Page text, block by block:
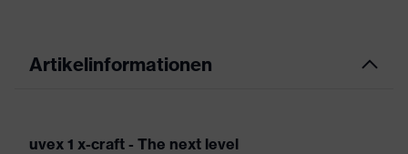
Artikelinformationen
uvex 1 x-craft - The next level